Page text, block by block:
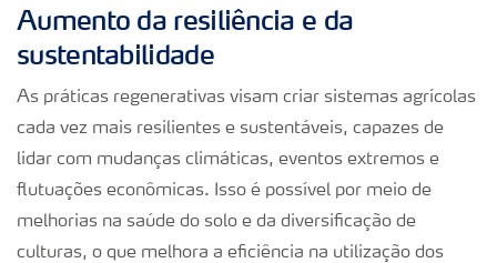
Aumento da resiliência e da
sustentabilidade
As práticas regenerativas visam criar sistemas agrícolas
cada vez mais resilientes e sustentáveis, capazes de
lidar com mudanças climáticas, eventos extremos e
flutuações econômicas. Isso é possível por meio de
melhorias na saúde do solo e da diversificação de
culturas, o que melhora a eficiência na utilização dos